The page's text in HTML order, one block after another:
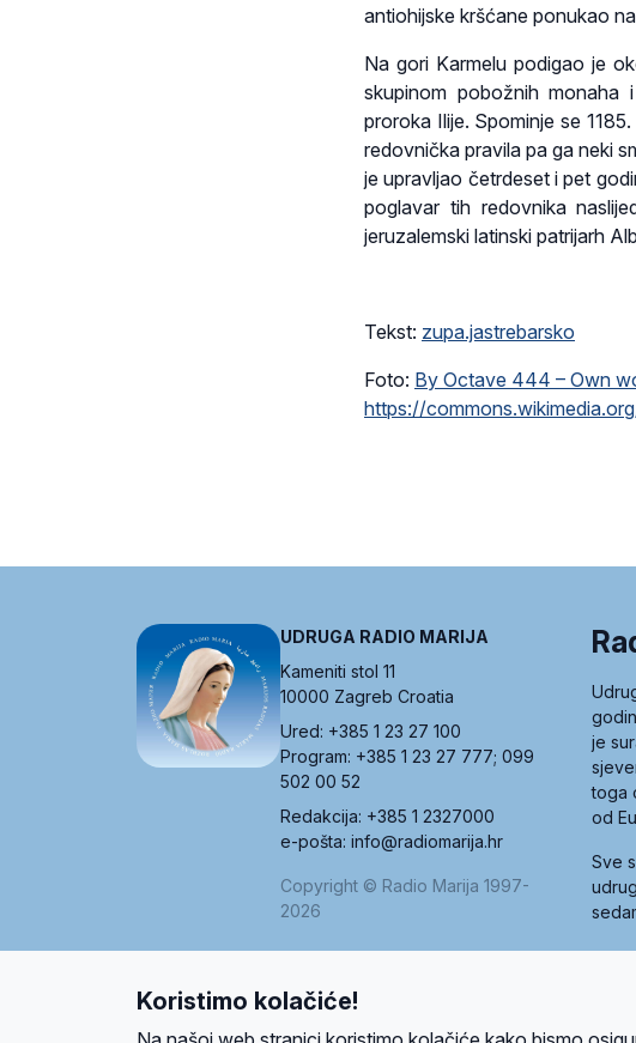
antiohijske kršćane ponukao
Na gori Karmelu podigao je
skupinom pobožnih
proroka Ilije. Spominje se
redovnička pravila pa ga neki
je upravljao četrdeset i pet
poglavar tih redovnika
jeruzalemski latinski patrijarh
Tekst: zupa.jastrebarsko
Foto: By Octave 444 – Own
https://
UDRUGA RADIO MARIJA
Kameniti stol 11
10000 Zagreb Croatia
Ured: +385 1 23 27 100
Program: +385 1 23 27 777; 099
502 00 52
Redakcija: +385 1 2327000
e-pošta: info@radiomarija.hr
Copyright © Radio Marija 1997-
2026
je
toga
od
Sve
Koristimo kolačiće!